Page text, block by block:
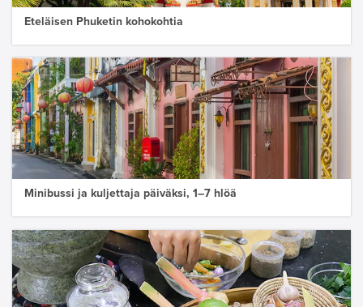
Eteläisen Phuketin kohokohtia
Minibussi ja kuljettaja päiväksi, 1–7 hlöä